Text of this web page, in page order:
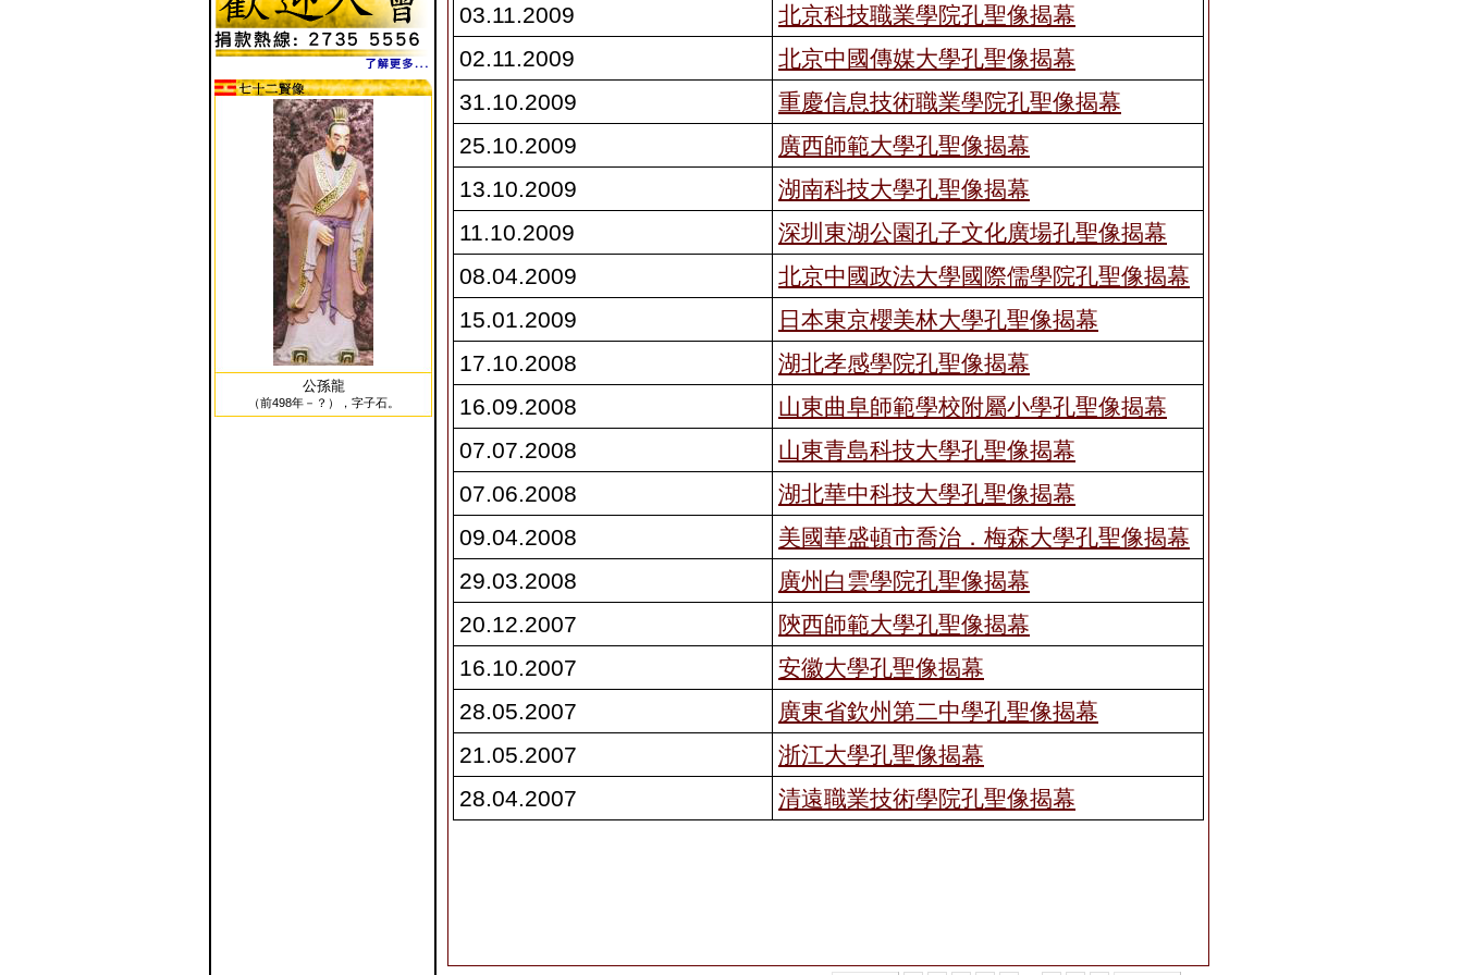
公孫龍
（前498年－？），字子石。
03.11.2009
北京科技職業學院孔聖像揭幕
02.11.2009
北京中國傳媒大學孔聖像揭幕
31.10.2009
重慶信息技術職業學院孔聖像揭幕
25.10.2009
廣西師範大學孔聖像揭幕
13.10.2009
湖南科技大學孔聖像揭幕
11.10.2009
深圳東湖公園孔子文化廣場孔聖像揭幕
08.04.2009
北京中國政法大學國際儒學院孔聖像揭幕
15.01.2009
日本東京櫻美林大學孔聖像揭幕
17.10.2008
湖北孝感學院孔聖像揭幕
16.09.2008
山東曲阜師範學校附屬小學孔聖像揭幕
07.07.2008
山東青島科技大學孔聖像揭幕
07.06.2008
湖北華中科技大學孔聖像揭幕
09.04.2008
美國華盛頓市喬治．梅森大學孔聖像揭幕
29.03.2008
廣州白雲學院孔聖像揭幕
20.12.2007
陝西師範大學孔聖像揭幕
16.10.2007
安徽大學孔聖像揭幕
28.05.2007
廣東省欽州第二中學孔聖像揭幕
21.05.2007
浙江大學孔聖像揭幕
28.04.2007
清遠職業技術學院孔聖像揭幕